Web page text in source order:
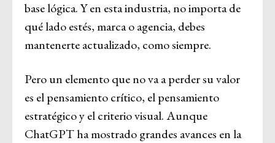
base lógica. Y en esta industria, no importa de
qué lado estés, marca o agencia, debes
mantenerte actualizado, como siempre.
Pero un elemento que no va a perder su valor
es el pensamiento crítico, el pensamiento
estratégico y el criterio visual. Aunque
ChatGPT ha mostrado grandes avances en la